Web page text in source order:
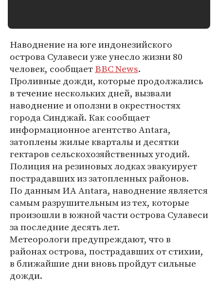
Наводнение на юге индонезийского
острова Сулавеси уже унесло жизни 80
человек, сообщаетBBC News.
Проливные дожди, которые продолжались
в течение нескольких дней, вызвали
наводнение и оползни в окрестностях
города Синджай. Как сообщает
информационное агентство Antara,
затоплены жилые кварталы и десятки
гектаров сельскохозяйственных угодий.
Полиция на резиновых лодках эвакуирует
пострадавших из затопленных районов.
По данным ИА Antara, наводнение является
самым разрушительным из тех, которые
произошли в южной части острова Сулавеси
за последние десять лет.
Метеорологи предупреждают, что в
районах острова, пострадавших от стихии,
в ближайшие дни вновь пройдут сильные
дожди.